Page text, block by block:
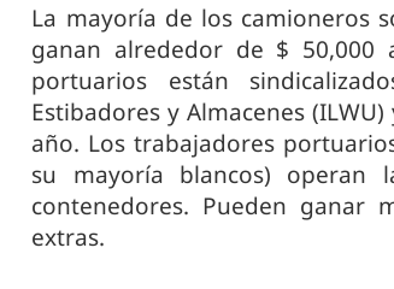
La mayoría de los camioneros
ganan alrededor de $
portuarios están
Estibadores y Almacenes
año. Los trabajadores
su mayoría blancos) operan
contenedores. Pueden ganar
extras.